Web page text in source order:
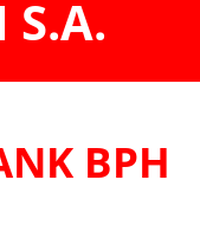
S.A.
BPH